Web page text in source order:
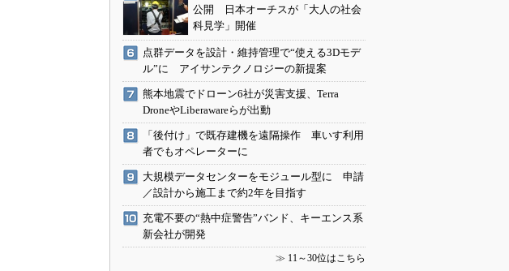
公開 日本オーチスが「大人の社会
科見学」開催
点群データを設計・維持管理で“使える3Dモデ
ル”に アイサンテクノロジーの新提案
熊本地震でドローン6社が災害支援、Terra
DroneやLiberawareらが出動
「後付け」で既存建機を遠隔操作 車いす利用
者でもオペレーターに
大規模データセンターをモジュール型に 申請
／設計から施工まで約2年を目指す
充電不要の“熱中症警告”バンド、キーエンス系
新会社が開発
≫ 11～30位はこちら